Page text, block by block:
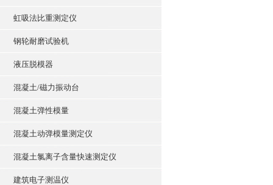
虹吸法比重测定仪
钢轮耐磨试验机
液压脱模器
混凝土/磁力振动台
混凝土弹性模量
混凝土动弹模量测定仪
混凝土氯离子含量快速测定仪
建筑电子测温仪